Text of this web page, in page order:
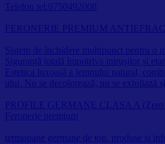
Telefon tel:0750492008
FERONERIE PREMIUM
Sistem de închidere multipunct pentru o
Siguranță totală împotriva intrușilor și
Estetica luxoasă a lemnului natural,
ului. Nu se decolorează, nu se exfoliază
PROFILE GERMANE CLASA A (Zero
Feronerie premium
termopane germane de top. produse si